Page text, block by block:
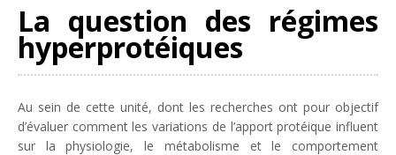
La question des régimes
hyperprotéiques
Au sein de cette unité, dont les recherches ont pour objectif
d’évaluer comment les variations de l’apport protéique influent
sur la physiologie, le métabolisme et le comportement